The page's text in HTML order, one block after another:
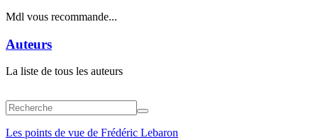
Mdl vous recommande...
Auteurs
La liste de tous les auteurs
Les points de vue de Frédéric Lebaron